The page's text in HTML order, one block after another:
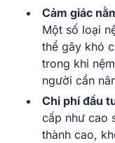
Cảm giác
Một số loại
thể gây khó
trong khi
người cần
Chi phí đầu
cấp như cao
thành cao,